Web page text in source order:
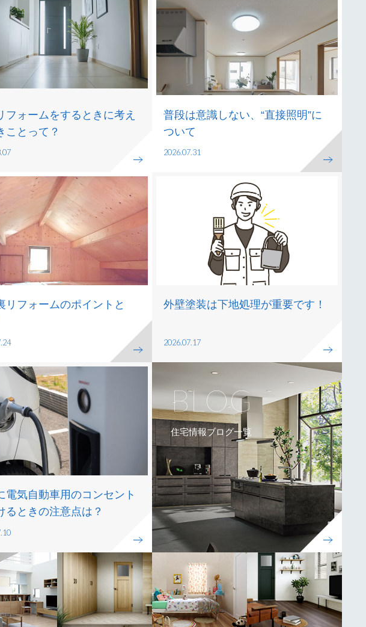
フォームをするときに考え
ことって？
普段は意識しない、“直接照明”に
ついて
2026.07.31
リフォームのポイントと
外壁塗装は下地処理が重要です！
2026.07.17
電気自動車用のコンセント
るときの注意点は？
BLOG
住宅情報ブログ一覧